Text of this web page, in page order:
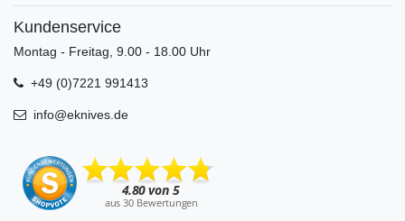
Kundenservice
Montag - Freitag, 9.00 - 18.00 Uhr
+49 (0)7221 991413
info@eknives.de